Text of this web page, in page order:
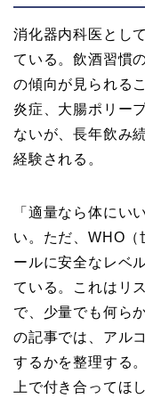
消化器内科医とし
ている。飲酒習慣
の傾向が見られる
炎症、大腸ポリー
ないが、長年飲み
経験される。
「適量なら体にい
い。ただ、WHO（
ールに安全なレベ
ている。これはリ
で、少量でも何ら
の記事では、アル
するかを整理する
上で付き合ってほ